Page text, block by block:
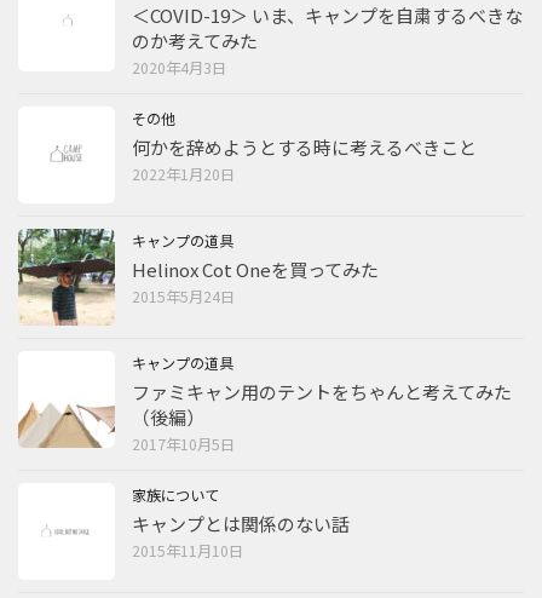
＜COVID-19＞ いま、キャンプを自粛するべきな
のか考えてみた
2020年4月3日
その他
何かを辞めようとする時に考えるべきこと
2022年1月20日
キャンプの道具
Helinox Cot Oneを買ってみた
2015年5月24日
キャンプの道具
ファミキャン用のテントをちゃんと考えてみた
（後編）
2017年10月5日
家族について
キャンプとは関係のない話
2015年11月10日